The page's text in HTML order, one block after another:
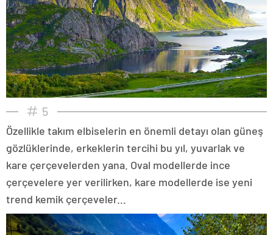
5
Özellikle takım elbiselerin en önemli detayı olan güneş
gözlüklerinde, erkeklerin tercihi bu yıl, yuvarlak ve
kare çerçevelerden yana. Oval modellerde ince
çerçevelere yer verilirken, kare modellerde ise yeni
trend kemik çerçeveler...